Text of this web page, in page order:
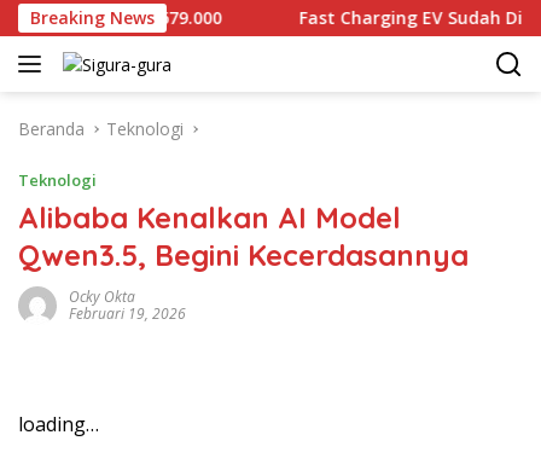
Langsung
ke
konten
Breaking News
Dijual Rp2.679.000 Fast Charging EV Sudah
Beranda Teknologi
Teknologi
Alibaba Kenalkan AI Model
Qwen3.5, Begini Kecerdasannya
Ocky Okta
Februari 19, 2026
loading…